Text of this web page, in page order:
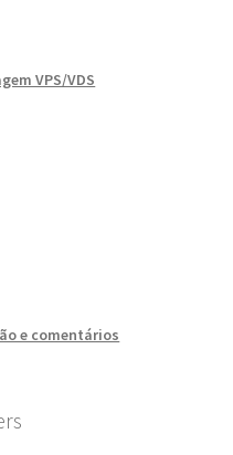
VPS/VDS
e comentários